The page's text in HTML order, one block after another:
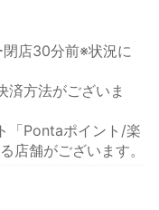
店30分前※状況に
済方法がございま
「Pontaポイント/楽
店舗がございます。